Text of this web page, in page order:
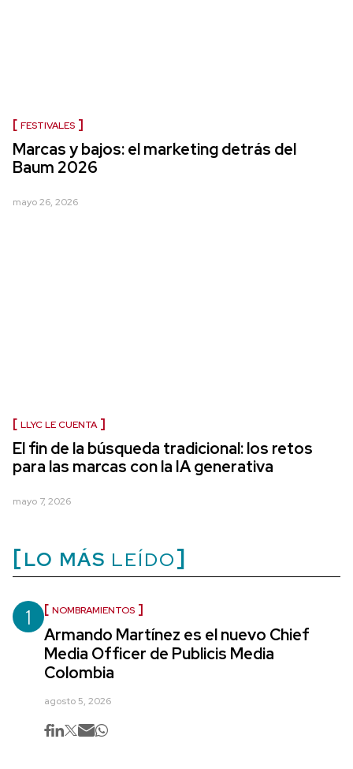
FESTIVALES
Marcas y bajos: el marketing detrás del
Baum 2026
mayo 26, 2026
LLYC LE CUENTA
El fin de la búsqueda tradicional: los retos
para las marcas con la IA generativa
mayo 7, 2026
LO MÁS LEÍDO
1 NOMBRAMIENTOS
Armando Martínez es el nuevo Chief
Media Officer de Publicis Media
Colombia
agosto 5, 2026